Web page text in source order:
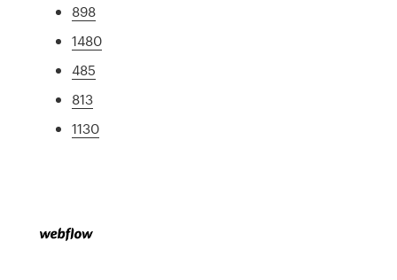
898
1480
485
813
1130